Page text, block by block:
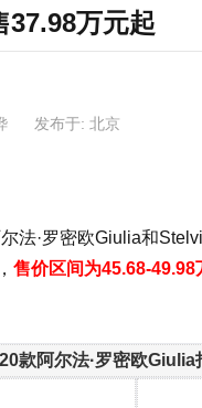
37.98万元起
发布于: 北京
·罗密欧Giulia和
售价区间为45.68-49.98
款阿尔法·罗密欧Giulia